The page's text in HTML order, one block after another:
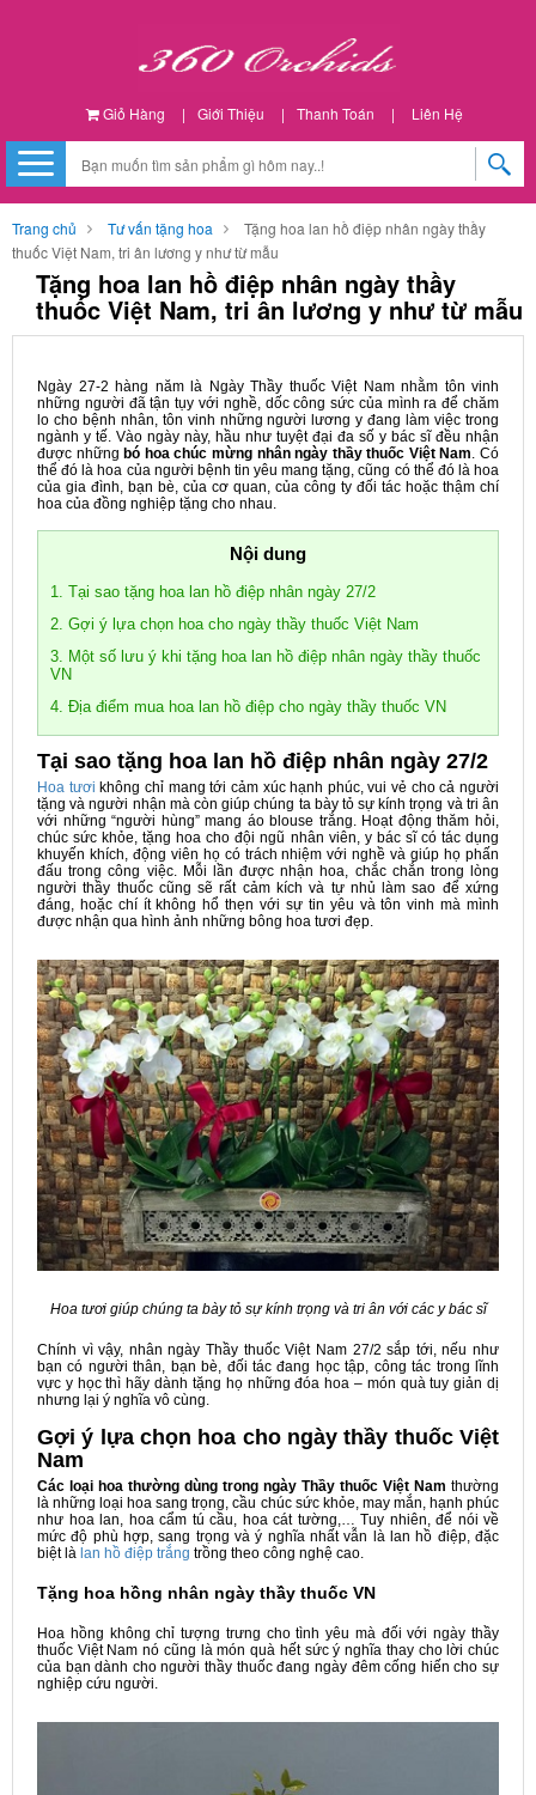
Giỏ Hàng | Giới Thiệu | Thanh Toán | Liên Hệ
Trang chủ Tư vấn tặng hoa
Tặng hoa lan hồ điệp nhân ngày thầy
thuốc Việt Nam, tri ân lương y như từ mẫu
Tặng hoa lan hồ điệp nhân ngày thầy
thuốc Việt Nam, tri ân lương y như từ mẫu
Ngày 27-2 hàng năm là Ngày Thầy thuốc Việt Nam nhằm tôn vinh
những người đã tận tụy với nghề, dốc công sức của mình ra để chăm
lo cho bệnh nhân, tôn vinh những người lương y đang làm việc trong
ngành y tế. Vào ngày này, hầu như tuyệt đại đa số y bác sĩ đều nhận
được những bó hoa chúc mừng nhân ngày thầy thuốc Việt Nam. Có
thể đó là hoa của người bệnh tin yêu mang tặng, cũng có thể đó là hoa
của gia đình, bạn bè, của cơ quan, của công ty đối tác hoặc thậm chí
hoa của đồng nghiệp tặng cho nhau.
Nội dung
1. Tại sao tặng hoa lan hồ điệp nhân ngày 27/2
2. Gợi ý lựa chọn hoa cho ngày thầy thuốc Việt Nam
3. Một số lưu ý khi tặng hoa lan hồ điệp nhân ngày thầy thuốc
VN
4. Địa điểm mua hoa lan hồ điệp cho ngày thầy thuốc VN
Tại sao tặng hoa lan hồ điệp nhân ngày 27/2
Hoa tươi không chỉ mang tới cảm xúc hạnh phúc, vui vẻ cho cả người
tặng và người nhận mà còn giúp chúng ta bày tỏ sự kính trọng và tri ân
với những “người hùng” mang áo blouse trắng. Hoạt động thăm hỏi,
chúc sức khỏe, tặng hoa cho đội ngũ nhân viên, y bác sĩ có tác dụng
khuyến khích, động viên họ có trách nhiệm với nghề và giúp họ phấn
đấu trong công việc. Mỗi lần được nhận hoa, chắc chắn trong lòng
người thầy thuốc cũng sẽ rất cảm kích và tự nhủ làm sao để xứng
đáng, hoặc chí ít không hổ thẹn với sự tin yêu và tôn vinh mà mình
được nhận qua hình ảnh những bông hoa tươi đẹp.
Hoa tươi giúp chúng ta bày tỏ sự kính trọng và tri ân với các y bác sĩ
Chính vì vậy, nhân ngày Thầy thuốc Việt Nam 27/2 sắp tới, nếu như
bạn có người thân, bạn bè, đối tác đang học tập, công tác trong lĩnh
vực y học thì hãy dành tặng họ những đóa hoa – món quà tuy giản dị
nhưng lại ý nghĩa vô cùng.
Gợi ý lựa chọn hoa cho ngày thầy thuốc Việt
Nam
Các loại hoa thường dùng trong ngày Thầy thuốc Việt Nam thường
là những loại hoa sang trọng, cầu chúc sức khỏe, may mắn, hạnh phúc
như hoa lan, hoa cẩm tú cầu, hoa cát tường,… Tuy nhiên, để nói về
mức độ phù hợp, sang trọng và ý nghĩa nhất vẫn là lan hồ điệp, đặc
biệt là lan hồ điệp trắng trồng theo công nghệ cao.
Tặng hoa hồng nhân ngày thầy thuốc VN
Hoa hồng không chỉ tượng trưng cho tình yêu mà đối với ngày thầy
thuốc Việt Nam nó cũng là món quà hết sức ý nghĩa thay cho lời chúc
của bạn dành cho người thầy thuốc đang ngày đêm cống hiến cho sự
nghiệp cứu người.